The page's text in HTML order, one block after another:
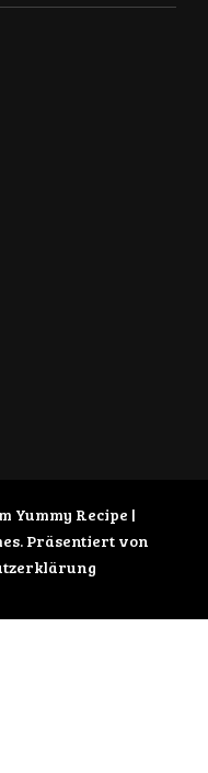
Yummy Recipe |
. Präsentiert von